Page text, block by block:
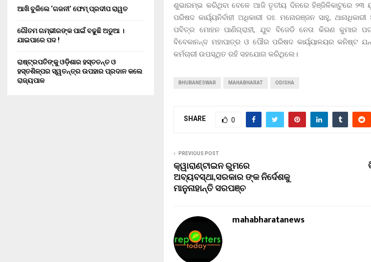
ଶୁଭାରମ୍ଭ କରିଥିବା ବେଳେ ଆଜି ତୃତୀୟ ଦିନରେ ହିଞ୍ଜିଳିକାଟୁରେ ୨୩
ପରିଷଦ କାର୍ୟ୍ୟନିର୍ବାହୀ ଅଧିକାରୀ ଡଃ. ମନୋରଞ୍ଜନ ସାହୁ,
ପବିତ୍ର ମୋହନ ପାଣିଗ୍ରାହୀ, ଯୁବ ବିଜେଡି ନେତା କିରଣ କୁମାର
ବିବେକାନନ୍ଦ ମହାପାତ୍ର ଓ ପୌର ପରିଷଦ କାର୍ୟ୍ୟାଳୟର କନିଷ୍ଟ
କର୍ମଚାରୀ ଉପସ୍ଥିତ ରହି ସହଯୋଗ କରିଥିଲେ।
BHUBANESWAR MAHABHARAT ODISHA
SHARE 0
PREVIOUS POST
କ୍ୱାରାଣ୍ଟାଇନ ରୁମରେ
ଅବ୍ୟବସ୍ଥା,ସରକାର ଙ୍କ ନିର୍ଦେଶକୁ
ମାନୁନାହାନ୍ତି ସରପଞ୍ଚ
mahabharatanews
ଆଖି ବୁଜିଲେ ‘ଗଜନୀ’ ଫେମ୍ ପ୍ରଦୀପ ରାୱତ
ଗୌତମ ଗମ୍ଭୀରଙ୍କ ପାଇଁ ବଢୁଛି ଅଡୁଆ ।
ଯାଇପାରେ ପଦ !
ରାଷ୍ଟ୍ରପତିଙ୍କୁ ଓଡ଼ିଶାର ହସ୍ତତନ୍ତ ଓ
ହସ୍ତଶିଳ୍ପର ସ୍ୱତନ୍ତ୍ର ଉପହାର ପ୍ରଦାନ କଲେ
ରାଜ୍ୟପାଳ